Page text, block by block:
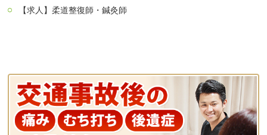
【求人】柔道整復師・鍼灸師